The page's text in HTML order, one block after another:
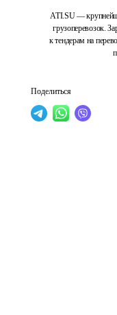
ATI.SU —
грузоперевозок.
к тендерам на
Поделиться